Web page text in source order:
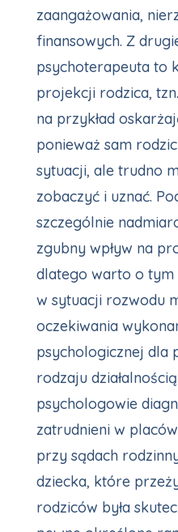
zaangażowania,
finansowych. Z
psychoterapeuta to
projekcji rodzica,
na przykład
ponieważ sam
sytuacji, ale trudno
zobaczyć i uznać.
szczególnie
zgubny wpływ na
dlatego warto o tym
w sytuacji rozwodu
oczekiwania
psychologicznej dla
rodzaju
psychologowie
zatrudnieni w
przy sądach
dziecka, które
rodziców była